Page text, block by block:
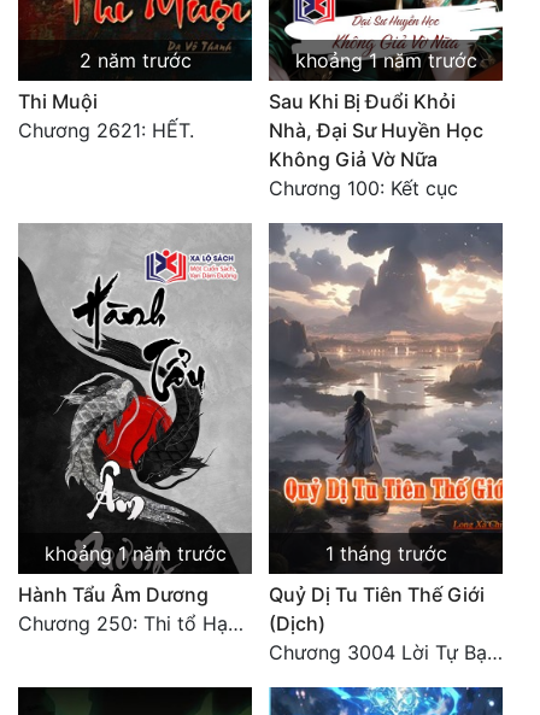
2 năm trước
Thi Muội
Chương 2621: HẾT.
khoảng 1 năm trước
Sau Khi Bị Đuổi Khỏi
Nhà, Đại Sư Huyền Học
Không Giả Vờ Nữa
Chương 100: Kết cục
khoảng 1 năm trước
Hành Tẩu Âm Dương
Chương 250: Thi tổ Hạn Bạt
1 tháng trước
Quỷ Dị Tu Tiên Thế Giới
(Dịch)
Chương 3004 Lời Tự Bạch Kết Thúc